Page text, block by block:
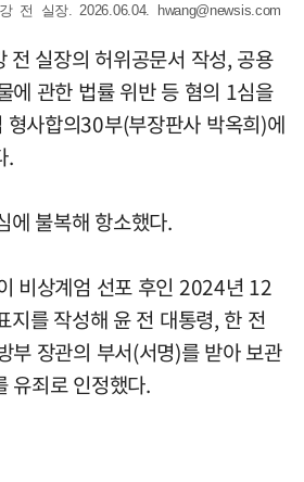
전 실장. 2026.06.04.
hwang@newsis.com
전 실장의 허위공문서 작성, 공용
에 관한 법률 위반 등 혐의 1심을
형사합의30부(부장판사 박옥희)에
.
에 불복해 항소했다.
비상계엄 선포 후인 2024년 12
지를 작성해 윤 전 대통령, 한 전
부 장관의 부서(서명)를 받아 보관
유죄로 인정했다.